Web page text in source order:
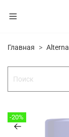
Главная Alterna
-20%